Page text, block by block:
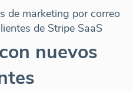
de marketing por correo
de Stripe SaaS
nuevos